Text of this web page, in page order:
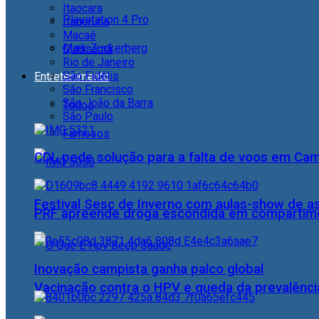
Playstation 4 Pro
Mark Zuckerberg
Entretenimento
Todos
Famosos
Festival Sesc de Inverno com aulas-show de
Vacinação contra o HPV e queda da
Itaocara
Itaperuna
Macaé
Quissamã
Rio de Janeiro
São Fidélis
São Francisco
São João da Barra
São Paulo
CDL pede solução para a falta de voos em
PRF apreende droga escondida em
Inovação campista ganha palco global